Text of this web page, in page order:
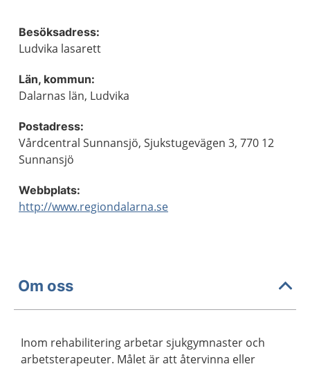
Besöksadress:
Ludvika lasarett
Län, kommun:
Dalarnas län, Ludvika
Postadress:
Vårdcentral Sunnansjö, Sjukstugevägen 3, 770 12
Sunnansjö
Webbplats:
http://www.regiondalarna.se
Om oss
Inom rehabilitering arbetar sjukgymnaster och
arbetsterapeuter. Målet är att återvinna eller